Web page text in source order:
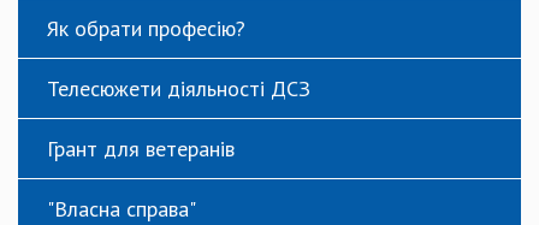
Як обрати професію?
Телесюжети діяльності ДСЗ
Грант для ветеранів
"Власна справа"